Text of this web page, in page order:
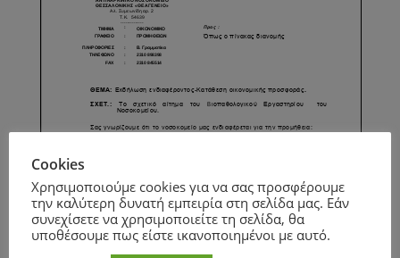
Cookies
Χρησιμοποιούμε cookies για να σας προσφέρουμε
την καλύτερη δυνατή εμπειρία στη σελίδα μας. Εάν
συνεχίσετε να χρησιμοποιείτε τη σελίδα, θα
υποθέσουμε πως είστε ικανοποιημένοι με αυτό.